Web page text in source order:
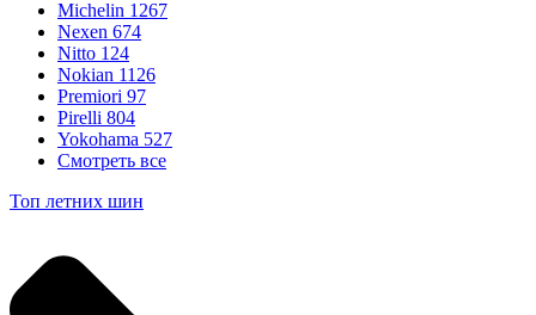
Michelin 1267
Nexen 674
Nitto 124
Nokian 1126
Premiori 97
Pirelli 804
Yokohama 527
Смотреть все
Топ летних шин